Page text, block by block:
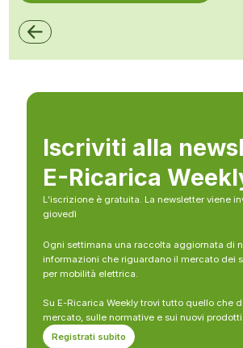
Iscriviti alla
E-Ricarica
L’iscrizione è gratuita. La newsletter viene
giovedì
Ogni settimana una raccolta aggiornata di
informazioni che riguardano il mercato dei
per mobilità elettrica.
Su E-Ricarica Weekly trovi tutto quello che
mercato, sulle normative e sui nuovi prodotti.
Registrati subito